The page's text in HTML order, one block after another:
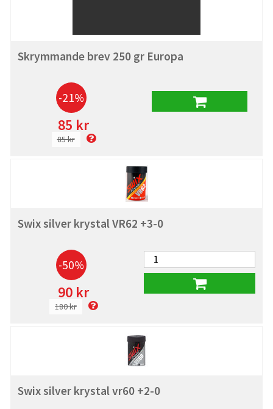
Skrymmande brev 250 gr Europa
-21%
85 kr
85 kr
Swix silver krystal VR62 +3-0
-50%
90 kr
180 kr
Swix silver krystal vr60 +2-0